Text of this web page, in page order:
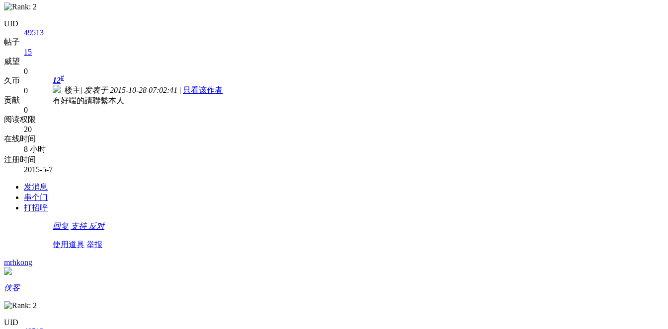
UID
49513
帖子
15
威望
0
久币
0
贡献
0
阅读权限
20
在线时间
8 小时
注册时间
2015-5-7
发消息
串个门
打招呼
12#
楼主| 发表于 2015-10-28 07:02:41 | 只看该作者
有好端的請聯繫本人
回复 支持 反对
使用道具 举报
mrhkong
侠客
UID